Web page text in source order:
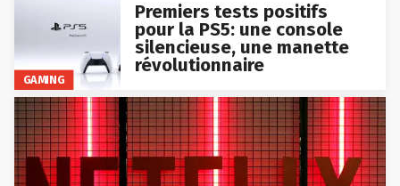
GAMING
Premiers tests positifs
pour la PS5: une console
silencieuse, une manette
révolutionnaire